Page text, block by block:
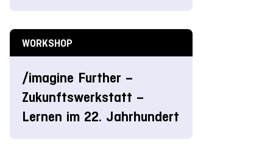
WORKSHOP
/imagine Further –
Zukunftswerkstatt –
Lernen im 22. Jahrhundert